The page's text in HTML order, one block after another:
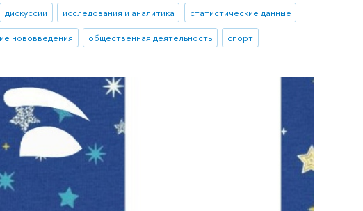
дискуссии исследования и аналитика
статистические данные
нововведения общественная деятельность спорт